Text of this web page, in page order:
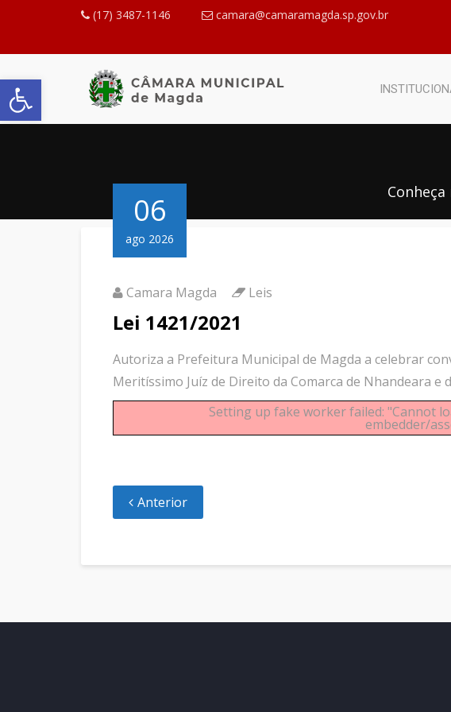
Abrir a barra de ferramentas
(17) 3487-1146 camara@camaramagda.sp.gov.br
06
ago 2026
Camara Magda Leis
Lei 1421/2021
Autoriza a Prefeitura Municipal de Magda a celebrar
Meritíssimo Juíz de Direito da Comarca de Nhandeara e
Setting up fake worker failed: "Cannot
embedder/
Anterior